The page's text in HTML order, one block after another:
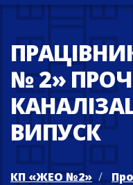
№ 2»
ВИПУСК
КП «ЖЕО №2»